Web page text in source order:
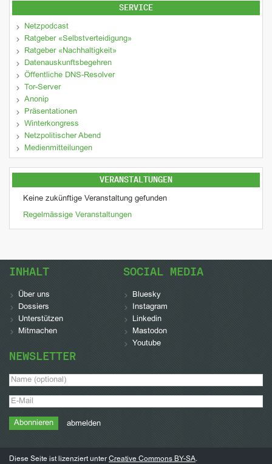
SERVICE
Netzpodcast
Ratgeber «Selbstverteidigung»
Ratgeber «Nachhaltigkeit»
Datenauskunftsbegehren
Öffentliche DNS-Resolver
Tor-Server
Anonip
Präsentationen
Winterkongress
Netzpolitischer Abend
Medienmitteilungen
VERANSTALTUNGEN
Keine zukünftige Veranstaltung gefunden
Regelmässige Veranstaltungen
INHALT
Über uns
Dossiers
Unterstützen
Mitmachen
SOCIAL MEDIA
Bluesky
Instagram
Linkedin
Mastodon
Youtube
NEWSLETTER
abmelden
Diese Seite ist lizenziert unter Creative Commons BY-SA.